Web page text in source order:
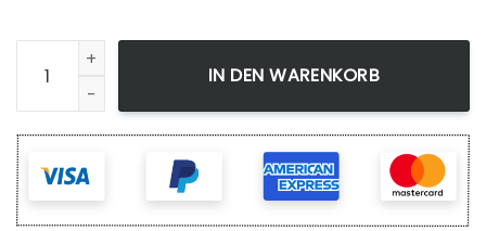
Minecraft Welt 2 Teppich, Hochwertiger Kinderteppich für
IN DEN WARENKORB